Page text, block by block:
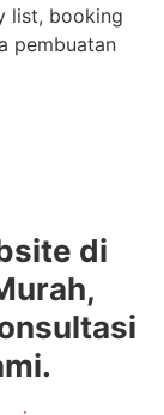
list, booking
pembuatan
di